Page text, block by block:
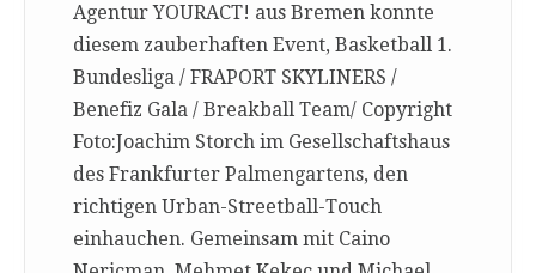
Agentur YOURACT! aus Bremen konnte
diesem zauberhaften Event, Basketball 1.
Bundesliga / FRAPORT SKYLINERS /
Benefiz Gala / Breakball Team/ Copyright
Foto:Joachim Storch im Gesellschaftshaus
des Frankfurter Palmengartens, den
richtigen Urban-Streetball-Touch
einhauchen. Gemeinsam mit Caino